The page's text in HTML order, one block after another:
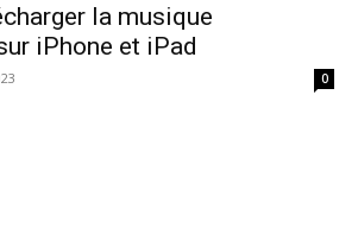
la musique
iPhone et iPad
0